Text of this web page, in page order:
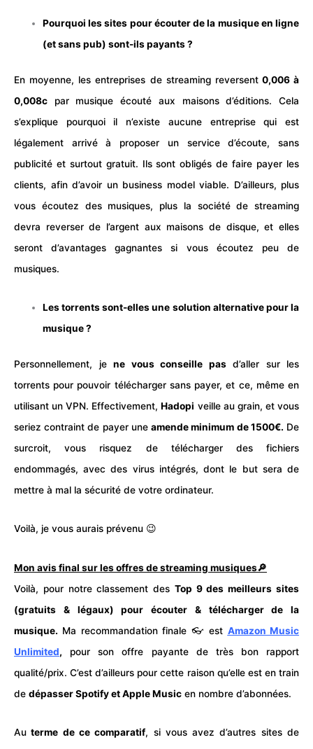
Pourquoi les sites pour écouter de la musique en ligne
(et sans pub) sont-ils payants ?
En moyenne, les entreprises de streaming reversent0,006 à
0,008c par musique écouté aux maisons d’éditions. Cela
s’explique pourquoi il n’existe aucune entreprise qui est
légalement arrivé à proposer un service d’écoute, sans
publicité et surtout gratuit. Ils sont obligés de faire payer les
clients, afin d’avoir un business model viable. D’ailleurs, plus
vous écoutez des musiques, plus la société de streaming
devra reverser de l’argent aux maisons de disque, et elles
seront d’avantages gagnantes si vous écoutez peu de
musiques.
Les torrents sont-elles une solution alternative pour la
musique ?
Personnellement, je ne vous conseille pasd’aller sur les
torrents pour pouvoir télécharger sans payer, et ce, même en
utilisant unVPN. Effectivement,Hadopi veille au grain, et vous
seriez contraint de payer uneamende minimum de 1500€. De
surcroit, vous risquez de télécharger des fichiers
endommagés, avec des virus intégrés, dont le but sera de
mettre à mal la sécurité de votre ordinateur.
Voilà, je vous aurais prévenu 😉
Mon avis final sur les offres de streaming musiques🔎
Voilà, pour notre classement des Top 9 des meilleurs sites
(gratuits & légaux) pour écouter & téléchargerde la
musique. Ma recommandation finale 👓 est Amazon Music
Unlimited, pour son offre payante de très bon rapport
qualité/prix. C’est d’ailleurs pour cette raison qu’elle est en train
de dépasser Spotify et Apple Music en nombre d’abonnées.
Au terme de ce comparatif, si vous avez d’autres sites de